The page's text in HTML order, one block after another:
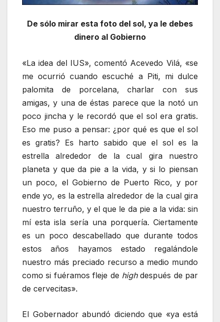
De sólo mirar esta foto del sol, ya le debes
dinero al Gobierno
«La idea del IUS», comentó Acevedo Vilá, «se
me ocurrió cuando escuché a Piti, mi dulce
palomita de porcelana, charlar con sus
amigas, y una de éstas parece que la notó un
poco jincha y le recordó que el sol era gratis.
Eso me puso a pensar: ¿por qué es que el sol
es gratis? Es harto sabido que el sol es la
estrella alrededor de la cual gira nuestro
planeta y que da pie a la vida, y si lo piensan
un poco, el Gobierno de Puerto Rico, y por
ende yo, es la estrella alrededor de la cual gira
nuestro terruño, y el que le da pie a la vida: sin
mí esta isla sería una porquería. Ciertamente
es un poco descabellado que durante todos
estos años hayamos estado regalándole
nuestro más preciado recurso a medio mundo
como si fuéramos fleje de highdespués de par
de cervecitas».
El Gobernador abundó diciendo que «ya está